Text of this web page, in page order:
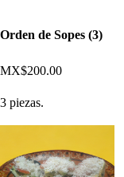
Orden de Sopes (3)
MX$200.00
3 piezas.